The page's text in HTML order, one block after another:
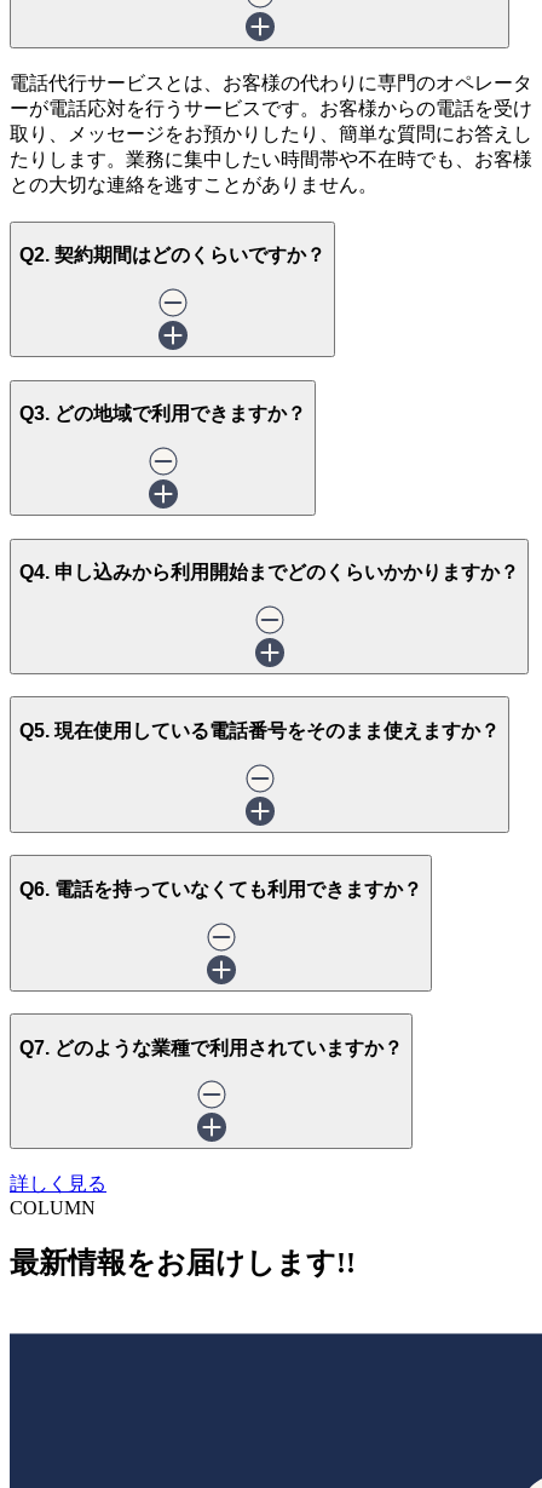
電話代行サービスとは、お客様の代わりに専門のオペレータ
ーが電話応対を行うサービスです。お客様からの電話を受け
取り、メッセージをお預かりしたり、簡単な質問にお答えし
たりします。業務に集中したい時間帯や不在時でも、お客様
との大切な連絡を逃すことがありません。
Q2. 契約期間はどのくらいですか？
Q3. どの地域で利用できますか？
Q4. 申し込みから利用開始までどのくらいかかりますか？
Q5. 現在使用している電話番号をそのまま使えますか？
Q6. 電話を持っていなくても利用できますか？
Q7. どのような業種で利用されていますか？
詳しく見る
COLUMN
最新情報をお届けします!!